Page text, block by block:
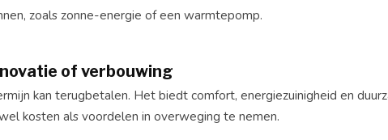
zoals zonne-energie of een warmtepomp.
of verbouwing
kan terugbetalen. Het biedt comfort, energiezuinigheid en
kosten als voordelen in overweging te nemen.